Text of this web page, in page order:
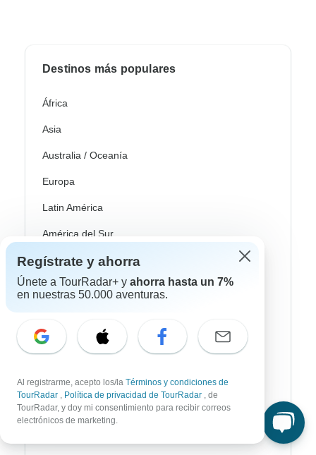
Destinos más populares
África
Asia
Australia / Oceanía
Europa
Latin América
América del Sur
Egipto
Marruecos
Bali
India
Japón
Regístrate y ahorra
Únete a TourRadar+ y ahorra hasta un 7%
en nuestras 50.000 aventuras.
Al registrarme, acepto los/la Términos y condiciones de
TourRadar , Política de privacidad de TourRadar , de
TourRadar, y doy mi consentimiento para recibir correos
electrónicos de marketing.